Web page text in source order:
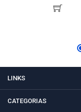
LINKS
CATEGORIAS